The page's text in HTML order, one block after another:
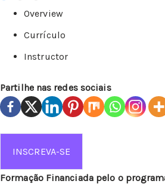
Overview
Currículo
Instructor
Partilhe nas redes sociais
INSCREVA-SE
Formação Financiada pelo o